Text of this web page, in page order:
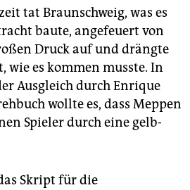
tat Braunschweig, was es
baute, angefeuert von
Druck auf und drängte
wie es kommen musste. In
Ausgleich durch Enrique
wollte es, dass Meppen
Spieler durch eine gelb-
Skript für die